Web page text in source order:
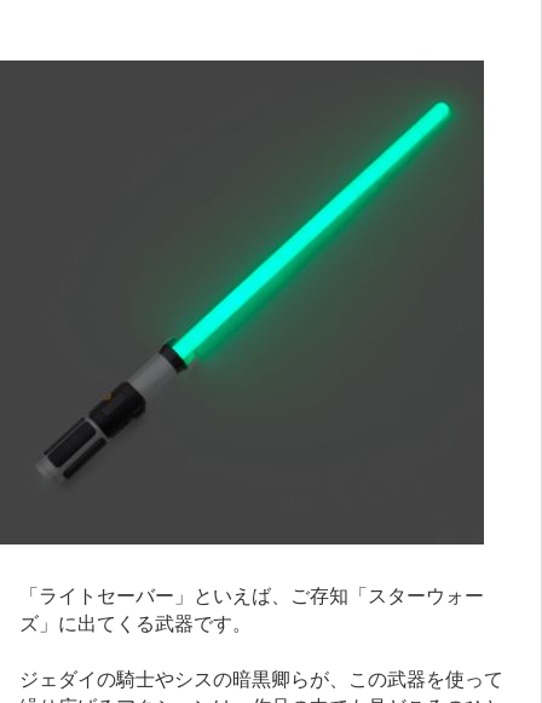
「ライトセーバー」といえば、ご存知「スターウォー
ズ」に出てくる武器です。
ジェダイの騎士やシスの暗黒卿らが、この武器を使って